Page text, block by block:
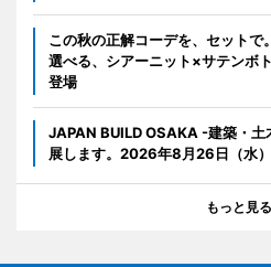
この秋の正解コーデを、セットで
選べる、シアーニット×サテンボ
登場
JAPAN BUILD OSAKA -建築・土
展します。2026年8月26日（水）
もっと見る